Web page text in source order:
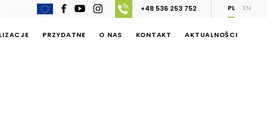
+48 536 253 752 PL EN
PRZYDATNE O NAS KONTAKT AKTUALNOŚCI